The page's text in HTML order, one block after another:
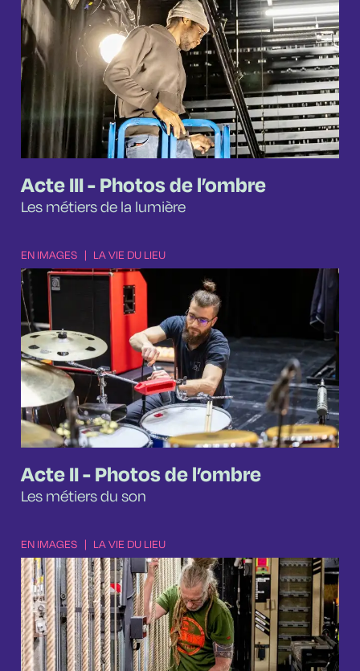
Acte III - Photos de l’ombre
Les métiers de la lumière
EN IMAGES LA VIE DU LIEU
Acte II - Photos de l’ombre
Les métiers du son
EN IMAGES LA VIE DU LIEU